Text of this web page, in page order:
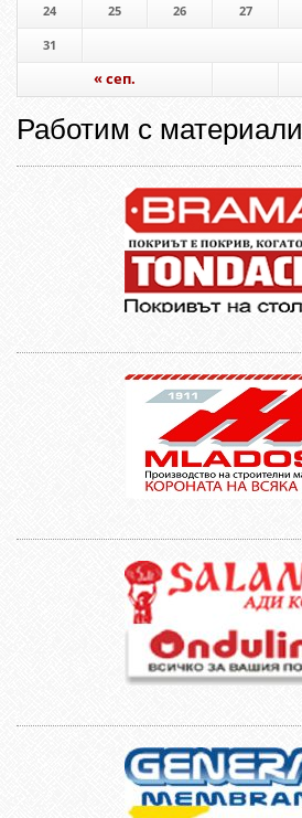
« сеп.
24 25 26 27
31
Работим с материали